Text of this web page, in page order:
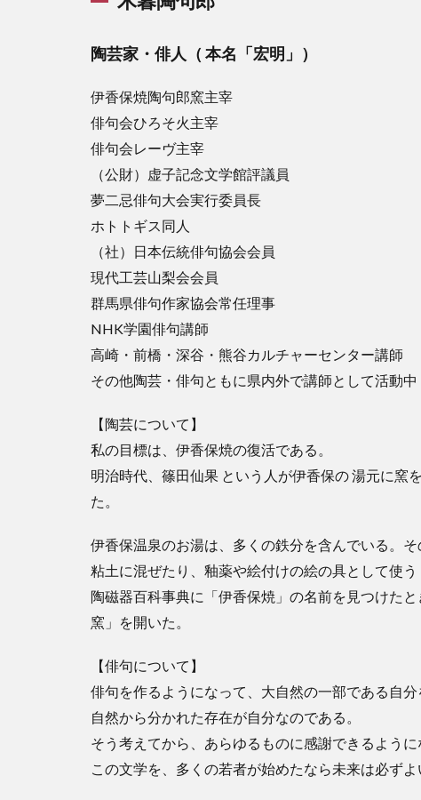
陶芸家・俳人（ 本名「宏明」）
伊香保焼陶句郎窯主宰
俳句会ひろそ火主宰
俳句会レーヴ主宰
（公財）虚子記念文学館評議員
夢二忌俳句大会実行委員長
ホトトギス同人
（社）日本伝統俳句協会会員
現代工芸山梨会会員
群馬県俳句作家協会常任理事
NHK学園俳句講師
高崎・前橋・深谷・熊谷カルチャーセンター講師
その他陶芸・俳句ともに県内外で講師として活動中
【陶芸について】
私の目標は、伊香保焼の復活である。
明治時代、篠田仙果 という人が伊香保の 湯元に窯
た。
伊香保温泉のお湯は、多くの鉄分を含んでいる。
粘土に混ぜたり、釉薬や絵付けの絵の具として使う
陶磁器百科事典に「伊香保焼」の名前を見つけた
窯」を開いた。
【俳句について】
俳句を作るようになって、大自然の一部である自分
自然から分かれた存在が自分なのである。
そう考えてから、あらゆるものに感謝できるように
この文学を、多くの若者が始めたなら未来は必ずよ